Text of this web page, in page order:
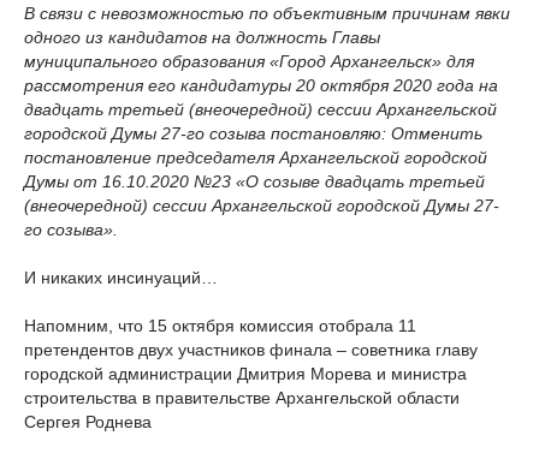
В связи с невозможностью по объективным причинам явки
одного из кандидатов на должность Главы
муниципального образования «Город Архангельск» для
рассмотрения его кандидатуры 20 октября 2020 года на
двадцать третьей (внеочередной) сессии Архангельской
городской Думы 27-го созыва постановляю: Отменить
постановление председателя Архангельской городской
Думы от 16.10.2020 №23 «О созыве двадцать третьей
(внеочередной) сессии Архангельской городской Думы 27-
го созыва».
И никаких инсинуаций…
Напомним, что 15 октября комиссия отобрала 11
претендентов двух участников финала – советника главу
городской администрации Дмитрия Морева и министра
строительства в правительстве Архангельской области
Сергея Роднева